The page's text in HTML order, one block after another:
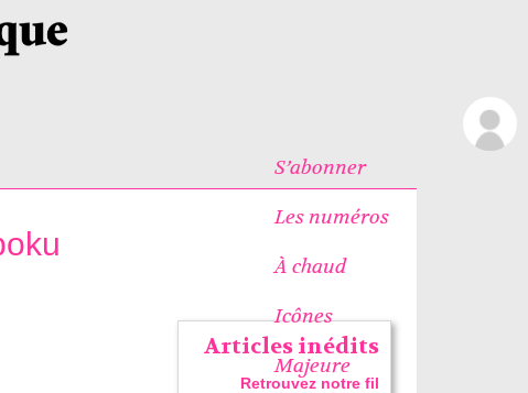
S’abonner
Les numéros
À chaud
Icônes
Majeure
Articles inédits
Retrouvez notre fil